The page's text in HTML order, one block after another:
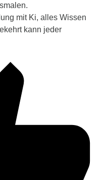
mit Ki, alles Wissen
kann jeder